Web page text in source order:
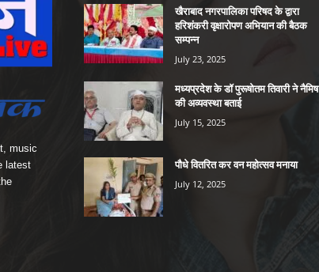
music
latest
खैराबाद नगरपालिका परिषद के द्वारा
हरिशंकरी वृक्षारोपण अभियान की बैठक
सम्पन्न
July 23, 2025
मध्यप्रदेश के डॉ पुरूषोतम तिवारी ने नैमिष
की अव्यवस्था बताई
July 15, 2025
पौधे वितरित कर वन महोत्सव मनाया
July 12, 2025